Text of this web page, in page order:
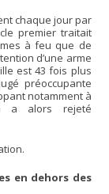
chaque jour par
premier traitait
à feu que de
d’une arme
est 43 fois plus
préoccupante
notamment à
a alors rejeté
en dehors des